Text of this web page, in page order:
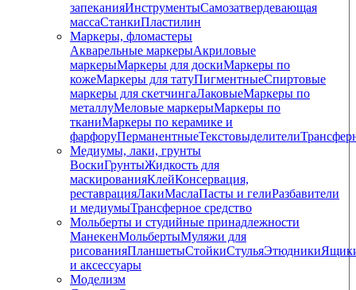
запеканияИнструментыСамозатвердевающая
массаСтанкиПластилин
Маркеры, фломастеры
Акварельные маркерыАкриловые
маркерыМаркеры для доскиМаркеры по
кожеМаркеры для татуПигментныеCпиртовые
маркеры для скетчингаЛаковыеМаркеры по
металлуМеловые маркерыМаркеры по
тканиМаркеры по керамике и
фарфоруПерманентныеТекстовыделители
Медиумы, лаки, грунты
ВоскиГрунтыЖидкость для
маскированияКлейКонсервация,
реставрацияЛакиМаслаПасты и гелиРазбавители
и медиумыТрансферное средство
Мольберты и студийные принадлежности
МанекенМольбертыМуляжи для
рисованияПланшетыСтойкиСтульяЭтюдники
и аксессуары
Моделизм